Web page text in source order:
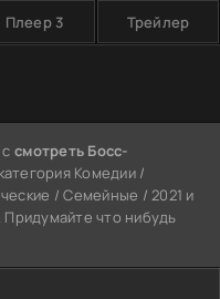
Плеер 3 Трейлер
ссмотреть Босс-
Комедии /
/ Семейные / 2021 и
Придумайте что нибудь